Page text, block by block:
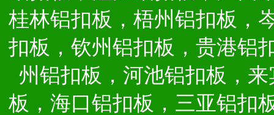
桂林铝扣板，梧州铝扣板，
扣板，钦州铝扣板，贵港铝
州铝扣板，河池铝扣板，
板，海口铝扣板，三亚铝扣